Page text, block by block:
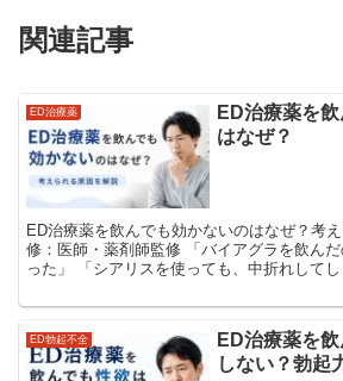
関連記事
ED治療薬
ED治療薬を
はなぜ？
ED治療薬を飲んでも効かないのはなぜ？考
修：医師・薬剤師監修 「バイアグラを飲んだのに十分に勃起しなか
った」 「シアリスを使っても、中折れしてしまう」 「ED治療薬が効
ED勃起不全
ED治療薬を
しない？勃起